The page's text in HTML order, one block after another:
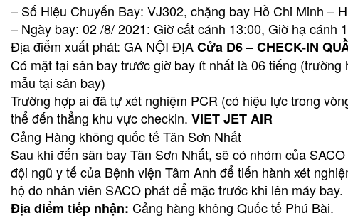
– Số Hiệu Chuyến Bay: VJ302, chặng bay Hồ Chi Minh –
– Ngày bay: 02 /8/ 2021: Giờ cất cánh 13:00, Giờ hạ cánh
Địa điểm xuất phát: GA NỘI ĐỊACửa D6 – CHECK-IN
Có mặt tại sân bay trước giờ bay ít nhất là 06 tiếng
mẫu tại sân bay)
Trường hợp ai đã tự xét nghiệm PCR (có hiệu lực trong
thể đến thẳng khu vực checkin. VIET JET AIR
Cảng Hàng không quốc tế Tân Sơn Nhất
Sau khi đến sân bay Tân Sơn Nhất, sẽ có nhóm của
đội ngũ y tế của Bệnh viện Tâm Anh để tiến hành xét
hộ do nhân viên SACO phát để mặc trước khi lên máy bay.
Địa điểm tiếp nhận: Cảng hàng không Quốc tế Phú Bài.